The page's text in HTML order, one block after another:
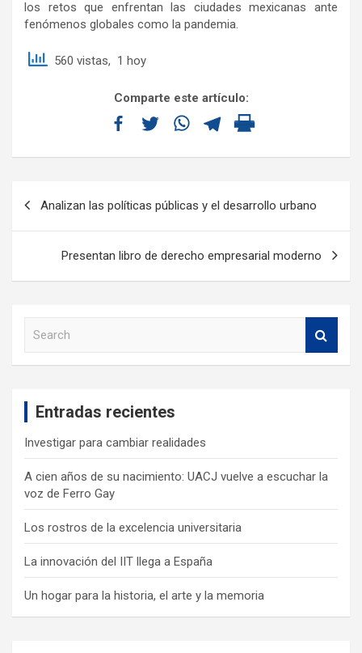
los retos que enfrentan las ciudades mexicanas ante
fenómenos globales como la pandemia.
560 vistas, 1 hoy
Comparte este artículo:
Analizan las políticas públicas y el desarrollo urbano
Presentan libro de derecho empresarial moderno
Entradas recientes
Investigar para cambiar realidades
A cien años de su nacimiento: UACJ vuelve a escuchar la
voz de Ferro Gay
Los rostros de la excelencia universitaria
La innovación del IIT llega a España
Un hogar para la historia, el arte y la memoria